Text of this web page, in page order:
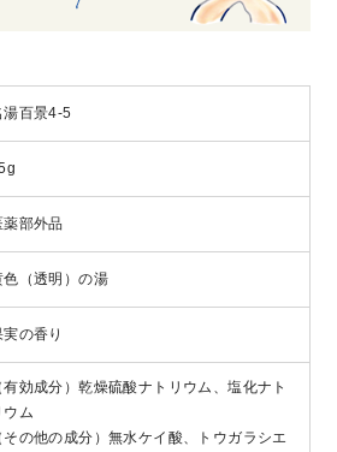
湯百景4-5
薬部外品
色（透明）の湯
実の香り
有効成分）乾燥硫酸ナトリウム、塩化ナト
ウム
その他の成分）無水ケイ酸、トウガラシエ